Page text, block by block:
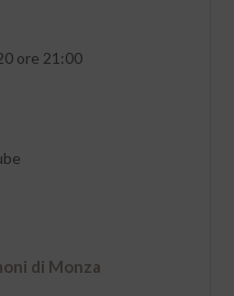
ore 21:00
di Monza